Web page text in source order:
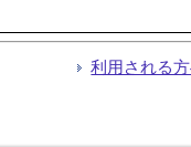
利用される